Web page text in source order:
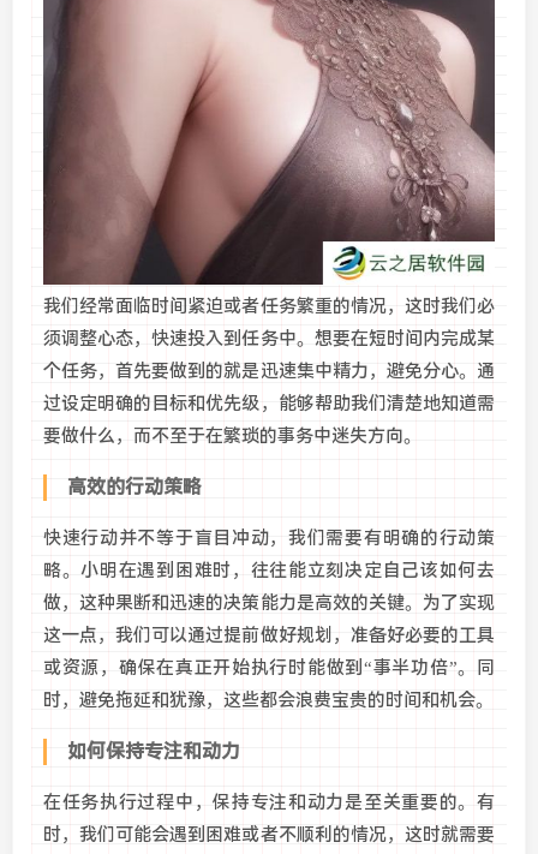
我们经常面临时间紧迫或者任务繁重的情况，这时我们必
须调整心态，快速投入到任务中。想要在短时间内完成某
个任务，首先要做到的就是迅速集中精力，避免分心。通
过设定明确的目标和优先级，能够帮助我们清楚地知道需
要做什么，而不至于在繁琐的事务中迷失方向。
高效的行动策略
快速行动并不等于盲目冲动，我们需要有明确的行动策
略。小明在遇到困难时，往往能立刻决定自己该如何去
做，这种果断和迅速的决策能力是高效的关键。为了实现
这一点，我们可以通过提前做好规划，准备好必要的工具
或资源，确保在真正开始执行时能做到“事半功倍”。同
时，避免拖延和犹豫，这些都会浪费宝贵的时间和机会。
如何保持专注和动力
在任务执行过程中，保持专注和动力是至关重要的。有
时，我们可能会遇到困难或者不顺利的情况，这时就需要